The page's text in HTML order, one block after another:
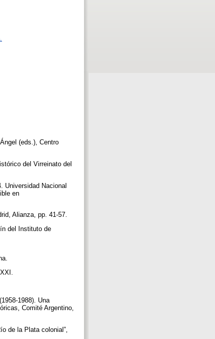
(eds.), Centro
del Virreinato del
Universidad Nacional
en
Alianza, pp. 41-57.
del Instituto de
1988). Una
Comité Argentino,
de la Plata colonial”,